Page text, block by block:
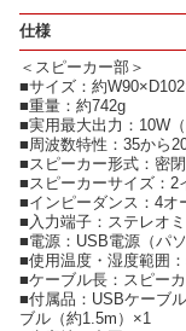
仕様
＜スピーカー部＞
■サイズ：約
■重量：約742g
■実用最大出力：10W（
■周波数特性：35から
■スピーカー形式：密
■スピーカーサイズ：2
■インピーダンス：4オ
■入力端子：ステレオ
■電源：USB電源（パ
■使用温度・湿度範囲
■ケーブル長：スピー
■付属品：USBケーブ
ブル（約1.5m）×1